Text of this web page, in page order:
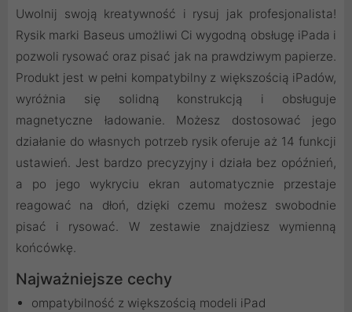
Uwolnij swoją kreatywność i rysuj jak profesjonalista!
Rysik marki Baseus umożliwi Ci wygodną obsługę iPada i
pozwoli rysować oraz pisać jak na prawdziwym papierze.
Produkt jest w pełni kompatybilny z większością iPadów,
wyróżnia się solidną konstrukcją i obsługuje
magnetyczne ładowanie. Możesz dostosować jego
działanie do własnych potrzeb rysik oferuje aż 14 funkcji
ustawień. Jest bardzo precyzyjny i działa bez opóźnień,
a po jego wykryciu ekran automatycznie przestaje
reagować na dłoń, dzięki czemu możesz swobodnie
pisać i rysować. W zestawie znajdziesz wymienną
końcówkę.
Najważniejsze cechy
ompatybilność z większością modeli iPad